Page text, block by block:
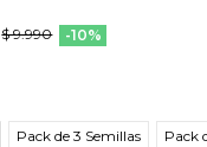
$ 9.990 -10%
Pack de 3 Semillas
Pack